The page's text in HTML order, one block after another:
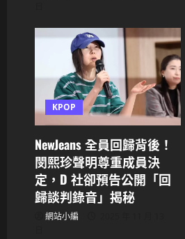
KPOP
NewJeans 全員回歸背後！
閔熙珍聲明尊重成員決
定，D 社卻預告公開「回
歸談判錄音」揭秘
網站小編